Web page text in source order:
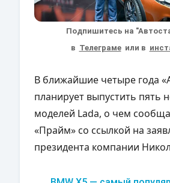
Подпишитесь на
в Телеграме или в
В ближайшие четыре года
планирует выпустить пять
моделей Lada, о чем
«Прайм» со ссылкой на
президента компании